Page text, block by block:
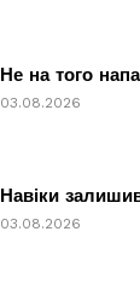
Не на того
03.08.2026
Навіки
03.08.2026